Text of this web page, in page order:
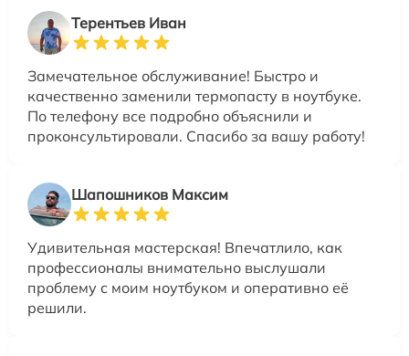
Терентьев Иван
Замечательное обслуживание! Быстро и
качественно заменили термопасту в ноутбуке.
По телефону все подробно объяснили и
проконсультировали. Спасибо за вашу работу!
Шапошников Максим
Удивительная мастерская! Впечатлило, как
профессионалы внимательно выслушали
проблему с моим ноутбуком и оперативно её
решили.